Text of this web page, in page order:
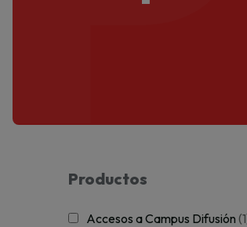
Productos
Accesos a Campus Difusión